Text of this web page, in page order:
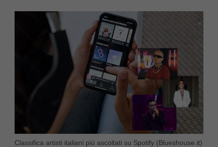
Classifica artisti italiani più ascoltati su Spotify (Blueshouse.it)